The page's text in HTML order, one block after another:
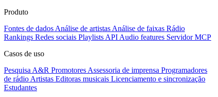
Produto
Fontes de dados Análise de artistas Análise de faixas Rádio
Rankings Redes sociais Playlists API Audio features Servidor MCP
Casos de uso
Pesquisa A&R Promotores Assessoria de imprensa Programadores
de rádio Artistas Editoras musicais Licenciamento e sincronização
Estudantes